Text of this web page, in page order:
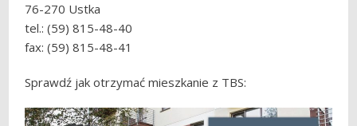
76-270 Ustka
tel.: (59) 815-48-40
fax: (59) 815-48-41
Sprawdź jak otrzymać mieszkanie z TBS: